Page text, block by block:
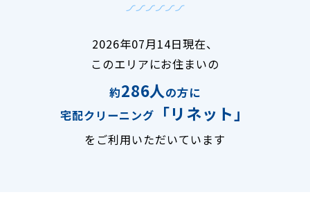
2026年07月14日現在、
このエリアにお住まいの
約286人の方に
宅配クリーニング
「リネット」
をご利用いただいています